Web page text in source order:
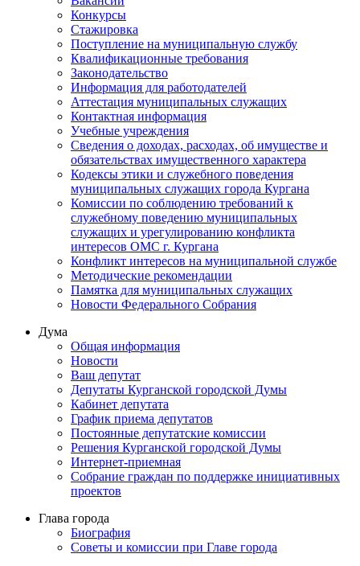
Конкурсы
Стажировка
Поступление на муниципальную службу
Квалификационные требования
Законодательство
Информация для работодателей
Аттестация муниципальных служащих
Контактная информация
Учебные учреждения
Сведения о доходах, расходах, об имуществе и
обязательствах имущественного характера
Кодексы этики и служебного поведения
муниципальных служащих города Кургана
Комиссии по соблюдению требований к
служебному поведению муниципальных
служащих и урегулированию конфликта
интересов ОМС г. Кургана
Конфликт интересов на муниципальной службе
Методические рекомендации
Памятка для муниципальных служащих
Новости Федерального Cобрания
Дума
Общая информация
Новости
Ваш депутат
Депутаты Курганской городской Думы
Кабинет депутата
График приема депутатов
Постоянные депутатские комиссии
Решения Курганской городской Думы
Интернет-приемная
Собрание граждан по поддержке инициативных
проектов
Глава города
Биография
Советы и комиссии при Главе города